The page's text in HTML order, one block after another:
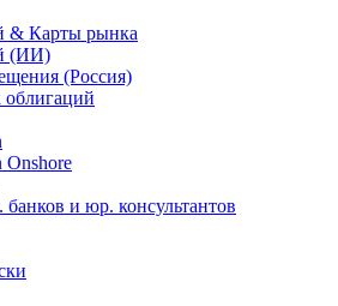
& Карты рынка
(ИИ)
(Россия)
облигаций
Onshore
и юр. консультантов